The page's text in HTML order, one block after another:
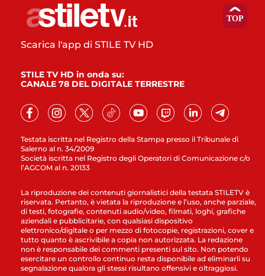
Testata iscritta nel Registro della Stampa presso il Tribunale di
Salerno al n. 34/2009
Società iscritta nel Registro degli Operatori di Comunicazione c/o
l’AGCOM al n. 20133
Scarica l'app di STILE TV HD
STILE TV HD in onda su:
CANALE 78 DEL DIGITALE TERRESTRE
La riproduzione dei contenuti giornalistici della testata STILETV è
riservata. Pertanto, è vietata la riproduzione e l’uso, anche parziale,
di testi, fotografie, contenuti audio/video, filmati, loghi, grafiche
aziendali e pubblicitarie, con qualsiasi dispositivo
elettronico/digitale o per mezzo di fotocopie, registrazioni, cover e
tutto quanto è ascrivibile a copia non autorizzata. La redazione
non è responsabile dei commenti presenti sul sito. Non potendo
esercitare un controllo continuo resta disponibile ad eliminarli su
segnalazione qualora gli stessi risultano offensivi e oltraggiosi.